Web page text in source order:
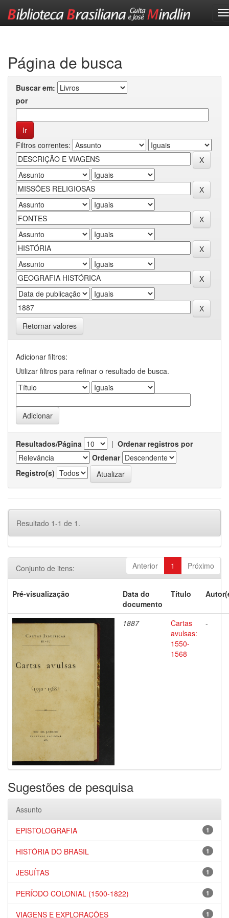
Página de busca
Buscar em:
por
Filtros correntes:
Retornar valores
Adicionar filtros:
Utilizar filtros para refinar o resultado de busca.
Resultados/Página | Ordenar registros por
Ordenar
Registro(s)
Resultado 1-1 de 1.
Anterior 1 Próximo
Conjunto de itens:
Pré-visualização
Data do
documento
Título
1887
Cartas
avulsas:
1550-
1568
-
Sugestões de pesquisa
Assunto
1
EPISTOLOGRAFIA
1
HISTÓRIA DO BRASIL
1
JESUÍTAS
1
PERÍODO COLONIAL (1500-1822)
1
VIAGENS E EXPLORAÇÕES